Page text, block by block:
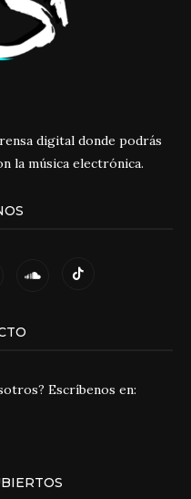
digital donde podrás
la música electrónica.
Escríbenos en: